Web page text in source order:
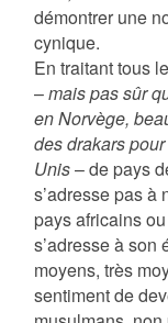
démontrer une
cynique.
En traitant tous
–mais pas sûr
en Norvège,
des drakars
Unis– de pays
s’adresse pas à
pays africains
s’adresse à
moyens, très
sentiment de